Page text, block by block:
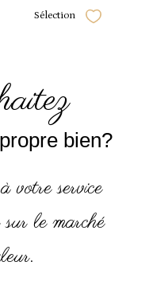
Sélection Sélectionner
bien?
votre service
le marché